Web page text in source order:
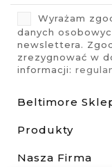
Wyrażam
danych
newslettera.
zrezygnować w
informacji:
Beltimore
Produkty
Nasza Firma